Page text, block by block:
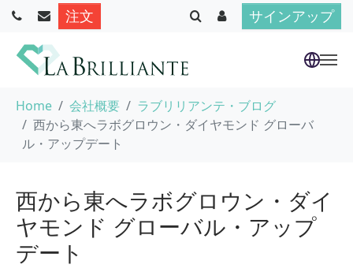
注文 サインアップ
Home 会社概要
ラブリリアンテ・ブログ
西から東へラボグロウン・ダイヤモンド グローバ
ル・アップデート
西から東へラボグロウン・ダイ
ヤモンド グローバル・アップ
デート